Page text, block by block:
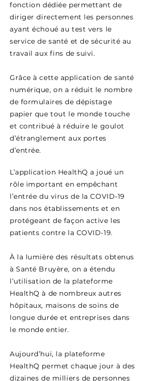
fonction dédiée permettant de
diriger directement les personnes
ayant échoué au test vers le
service de santé et de sécurité au
travail aux fins de suivi.
Grâce à cette application de santé
numérique, on a réduit le nombre
de formulaires de dépistage
papier que tout le monde touche
et contribué à réduire le goulot
d’étranglement aux portes
d’entrée.
L’application HealthQ a joué un
rôle important en empêchant
l’entrée du virus de la COVID-19
dans nos établissements et en
protégeant de façon active les
patients contre la COVID-19.
À la lumière des résultats obtenus
àSanté Bruyère, on a étendu
l’utilisation de la plateforme
HealthQ à de nombreux autres
hôpitaux, maisons de soins de
longue durée et entreprises dans
le monde entier.
Aujourd’hui, la plateforme
HealthQ permet chaque jour à des
dizaines de milliers de personnes